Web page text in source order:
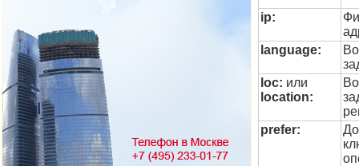
ip:
language:
loc: или
location:
prefer: